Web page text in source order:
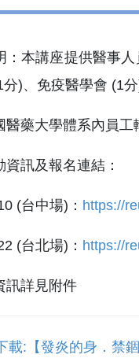
：本講座提供醫事
)、免疫醫學會 (1
醫藥大學體系內員工
資訊及報名連結：
(台中場)： https://
(台北場)： https://
詳見附件
載:【發炎的身．禁